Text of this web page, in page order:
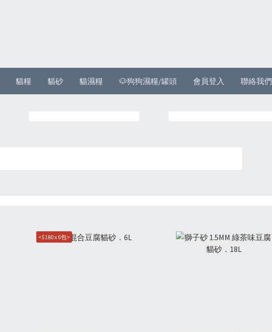
貓糧 貓砂 貓濕糧 🐶狗狗濕糧/罐頭 會員登入 聯絡我們
<$180 x 6包>